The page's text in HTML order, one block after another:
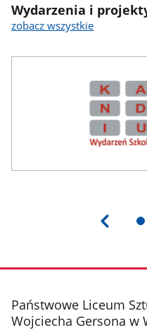
Wydarzenia i
zobacz wszystkie
stopka
Państwowe Liceum
Wojciecha Gersona w